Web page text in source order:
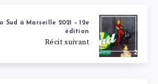
Sud à Marseille 2021 – 12e
édition
Récit suivant